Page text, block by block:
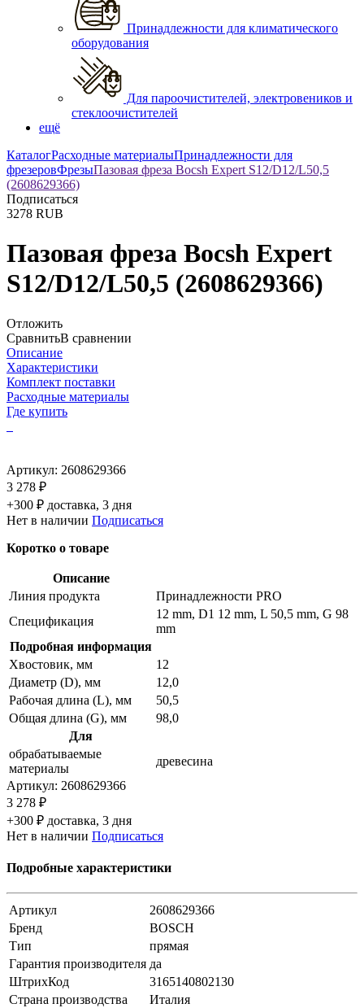
Принадлежности для климатического
оборудования
Для пароочистителей, электровеников и
стеклоочистителей
ещё
КаталогРасходные материалыПринадлежности для
фрезеровФрезыПазовая фреза Bocsh Expert S12/D12/L50,5
(2608629366)
Подписаться
3278 RUB
Пазовая фреза Bocsh Expert
S12/D12/L50,5 (2608629366)
Отложить
СравнитьВ сравнении
Описание
Характеристики
Комплект поставки
Расходные материалы
Где купить
Артикул: 2608629366
3 278 ₽
+300 ₽ доставка, 3 дня
Нет в наличии Подписаться
Коротко о товаре
Описание
Линия продукта
Принадлежности PRO
Спецификация
12 mm, D1 12 mm, L 50,5 mm, G 98
mm
Подробная информация
Хвостовик, мм
12
Диаметр (D), мм
12,0
Рабочая длина (L), мм
50,5
Общая длина (G), мм
98,0
Для
обрабатываемые
материалы
древесина
Артикул: 2608629366
3 278 ₽
+300 ₽ доставка, 3 дня
Нет в наличии Подписаться
Подробные характеристики
Артикул
2608629366
Бренд
BOSCH
Тип
прямая
Гарантия производителя да
ШтрихКод
3165140802130
Страна производства
Италия